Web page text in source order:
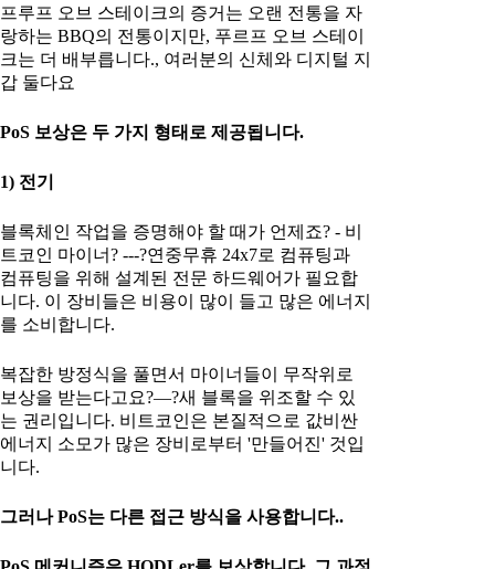
프루프 오브 스테이크의 증거는 오랜 전통을 자
랑하는 BBQ의 전통이지만, 푸르프 오브 스테이
크는 더 배부릅니다., 여러분의 신체와 디지털 지
갑 둘다요
PoS 보상은 두 가지 형태로 제공됩니다.
1) 전기
블록체인 작업을 증명해야 할 때가 언제죠? - 비
트코인 마이너? ---?연중무휴 24x7로 컴퓨팅과
컴퓨팅을 위해 설계된 전문 하드웨어가 필요합
니다. 이 장비들은 비용이 많이 들고 많은 에너지
를 소비합니다.
복잡한 방정식을 풀면서 마이너들이 무작위로
보상을 받는다고요?—?새 블록을 위조할 수 있
는 권리입니다. 비트코인은 본질적으로 값비싼
에너지 소모가 많은 장비로부터 '만들어진' 것입
니다.
그러나 PoS는 다른 접근 방식을 사용합니다..